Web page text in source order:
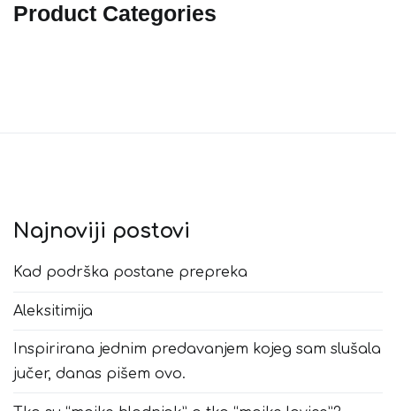
Product Categories
Najnoviji postovi
Kad podrška postane prepreka
Aleksitimija
Inspirirana jednim predavanjem kojeg sam slušala
jučer, danas pišem ovo.